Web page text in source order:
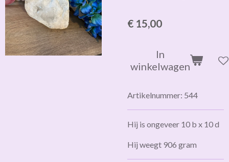
€ 15,00
In
winkelwagen
Artikelnummer: 544
Hij is ongeveer 10 b x 10 d
Hij weegt 906 gram